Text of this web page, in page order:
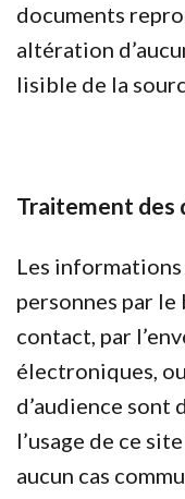
documents
altération
lisible de la
Traitement des
Les
personnes par
contact, par
électroniques,
d’audience sont
l’usage de ce
aucun cas